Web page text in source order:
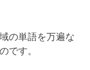
の単語を万遍な
です。